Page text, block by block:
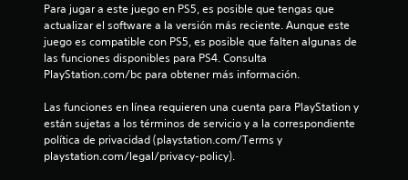
c
e
s
Para jugar a este juego en PS5, es posible que tengas que
actualizar el software a la versión más reciente. Aunque este
juego es compatible con PS5, es posible que falten algunas de
las funciones disponibles para PS4. Consulta
PlayStation.com/bc para obtener más información.
Las funciones en línea requieren una cuenta para PlayStation y
están sujetas a los términos de servicio y a la correspondiente
política de privacidad (playstation.com/Terms y
playstation.com/legal/privacy-policy).